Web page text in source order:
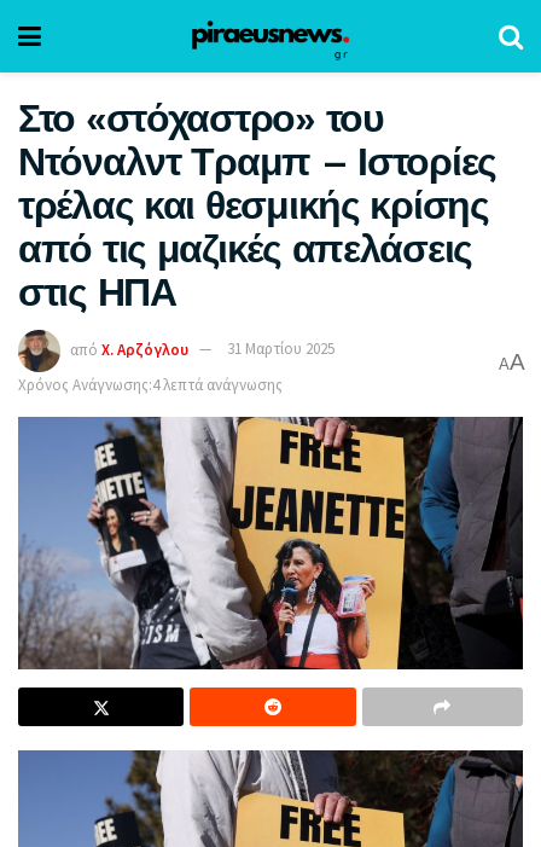
Στο «στόχαστρο» του
Ντόναλντ Τραμπ – Ιστορίες
τρέλας και θεσμικής κρίσης
από τις μαζικές απελάσεις
στις ΗΠΑ
από Χ. Αρζόγλου
31 Μαρτίου 2025
Χρόνος Ανάγνωσης:4 λεπτά ανάγνωσης
AA